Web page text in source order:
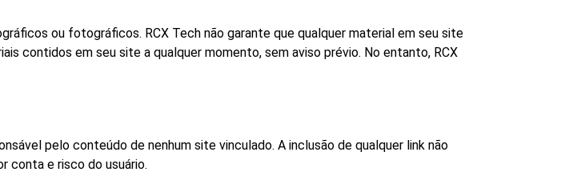
ou fotográficos. RCX Tech não garante que qualquer material em seu site
contidos em seu site a qualquer momento, sem aviso prévio. No entanto, RCX
pelo conteúdo de nenhum site vinculado. A inclusão de qualquer link não
conta e risco do usuário.